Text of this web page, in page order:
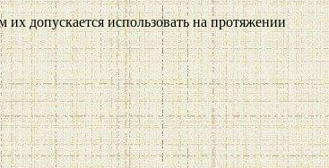
допускается использовать на протяжении